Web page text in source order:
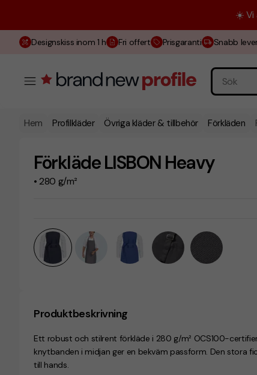
☀️ Vi
Designskiss inom 1 h Fri offert Prisgaranti Snabb
Hem Profilkläder Övriga kläder & tillbehör Förkläden
Förkläde LISBON Heavy
• 280 g/m²
Produktbeskrivning
Ett robust och stilrent förkläde i 280 g/m² OCS100-
knytbanden i midjan ger en bekväm passform. Den stora
till hands.